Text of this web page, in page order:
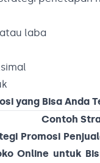
laba
yang Bisa Anda
Contoh